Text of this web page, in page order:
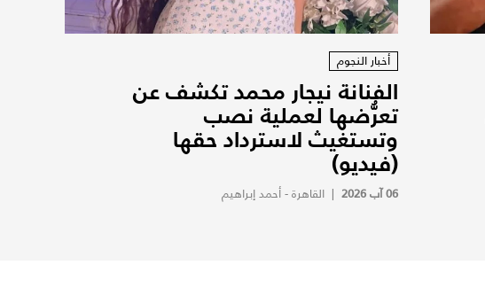
أخبار النجوم
الفنانة نيجار محمد تكشف عن
تعرُّضها لعملية نصب
وتستغيث لاسترداد حقها
(فيديو)
06 آب 2026 |القاهرة - أحمد إبراهيم